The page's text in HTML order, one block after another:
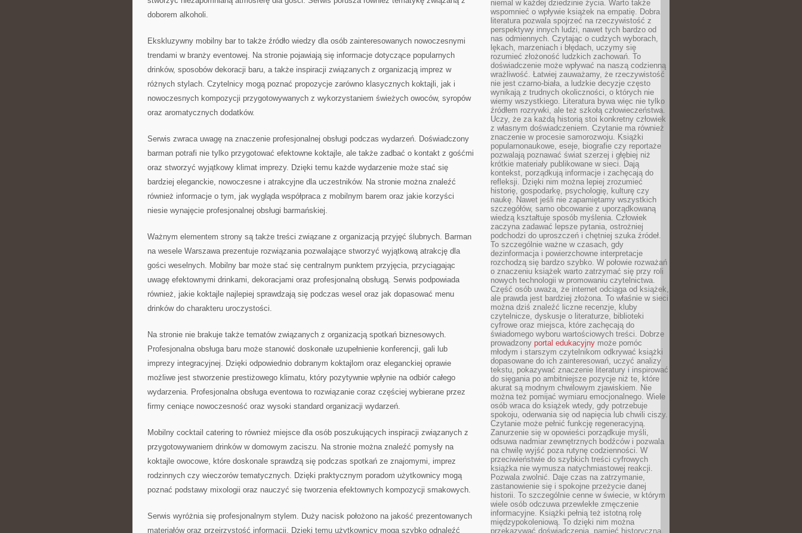
doborem alkoholi.
Ekskluzywny mobilny bar to także źródło wiedzy dla osób zainteresowanych nowoczesnymi
trendami w branży eventowej. Na stronie pojawiają się informacje dotyczące popularnych
drinków, sposobów dekoracji baru, a także inspiracji związanych z organizacją imprez w
różnych stylach. Czytelnicy mogą poznać propozycje zarówno klasycznych koktajli, jak i
nowoczesnych kompozycji przygotowywanych z wykorzystaniem świeżych owoców, syropów
oraz aromatycznych dodatków.
Serwis zwraca uwagę na znaczenie profesjonalnej obsługi podczas wydarzeń. Doświadczony
barman potrafi nie tylko przygotować efektowne koktajle, ale także zadbać o kontakt z gośćmi
oraz stworzyć wyjątkowy klimat imprezy. Dzięki temu każde wydarzenie może stać się
bardziej eleganckie, nowoczesne i atrakcyjne dla uczestników. Na stronie można znaleźć
również informacje o tym, jak wygląda współpraca z mobilnym barem oraz jakie korzyści
niesie wynajęcie profesjonalnej obsługi barmańskiej.
Ważnym elementem strony są także treści związane z organizacją przyjęć ślubnych. Barman
na wesele Warszawa prezentuje rozwiązania pozwalające stworzyć wyjątkową atrakcję dla
gości weselnych. Mobilny bar może stać się centralnym punktem przyjęcia, przyciągając
uwagę efektownymi drinkami, dekoracjami oraz profesjonalną obsługą. Serwis podpowiada
również, jakie koktajle najlepiej sprawdzają się podczas wesel oraz jak dopasować menu
drinków do charakteru uroczystości.
Na stronie nie brakuje także tematów związanych z organizacją spotkań biznesowych.
Profesjonalna obsługa baru może stanowić doskonałe uzupełnienie konferencji, gali lub
imprezy integracyjnej. Dzięki odpowiednio dobranym koktajlom oraz eleganckiej oprawie
możliwe jest stworzenie prestiżowego klimatu, który pozytywnie wpłynie na odbiór całego
wydarzenia. Profesjonalna obsługa eventowa to rozwiązanie coraz częściej wybierane przez
firmy ceniące nowoczesność oraz wysoki standard organizacji wydarzeń.
Mobilny cocktail catering to również miejsce dla osób poszukujących inspiracji związanych z
przygotowywaniem drinków w domowym zaciszu. Na stronie można znaleźć pomysły na
koktajle owocowe, które doskonale sprawdzą się podczas spotkań ze znajomymi, imprez
rodzinnych czy wieczorów tematycznych. Dzięki praktycznym poradom użytkownicy mogą
poznać podstawy mixologii oraz nauczyć się tworzenia efektownych kompozycji smakowych.
Serwis wyróżnia się profesjonalnym stylem. Duży nacisk położono na jakość prezentowanych
materiałów oraz przejrzystość informacji. Dzięki temu użytkownicy mogą szybko odnaleźć
niemal w każdej dziedzinie życia. Warto także
wspomnieć o wpływie książek na empatię. Dobra
literatura pozwala spojrzeć na rzeczywistość z
perspektywy innych ludzi, nawet tych bardzo od
nas odmiennych. Czytając o cudzych wyborach,
lękach, marzeniach i błędach, uczymy się
rozumieć złożoność ludzkich zachowań. To
doświadczenie może wpływać na naszą codzienną
wrażliwość. Łatwiej zauważamy, że rzeczywistość
nie jest czarno-biała, a ludzkie decyzje często
wynikają z trudnych okoliczności, o których nie
wiemy wszystkiego. Literatura bywa więc nie tylko
źródłem rozrywki, ale też szkołą człowieczeństwa.
Uczy, że za każdą historią stoi konkretny człowiek
z własnym doświadczeniem. Czytanie ma również
znaczenie w procesie samorozwoju. Książki
popularnonaukowe, eseje, biografie czy reportaże
pozwalają poznawać świat szerzej i głębiej niż
krótkie materiały publikowane w sieci. Dają
kontekst, porządkują informacje i zachęcają do
refleksji. Dzięki nim można lepiej zrozumieć
historię, gospodarkę, psychologię, kulturę czy
naukę. Nawet jeśli nie zapamiętamy wszystkich
szczegółów, samo obcowanie z uporządkowaną
wiedzą kształtuje sposób myślenia. Człowiek
zaczyna zadawać lepsze pytania, ostrożniej
podchodzi do uproszczeń i chętniej szuka źródeł.
To szczególnie ważne w czasach, gdy
dezinformacja i powierzchowne interpretacje
rozchodzą się bardzo szybko. W połowie rozważań
o znaczeniu książek warto zatrzymać się przy roli
nowych technologii w promowaniu czytelnictwa.
Część osób uważa, że internet odciąga od książek,
ale prawda jest bardziej złożona. To właśnie w sieci
można dziś znaleźć liczne recenzje, kluby
czytelnicze, dyskusje o literaturze, biblioteki
cyfrowe oraz miejsca, które zachęcają do
świadomego wyboru wartościowych treści. Dobrze
prowadzony portal edukacyjny może pomóc
młodym i starszym czytelnikom odkrywać książki
dopasowane do ich zainteresowań, uczyć analizy
tekstu, pokazywać znaczenie literatury i inspirować
do sięgania po ambitniejsze pozycje niż te, które
akurat są modnym chwilowym zjawiskiem. Nie
można też pomijać wymiaru emocjonalnego. Wiele
osób wraca do książek wtedy, gdy potrzebuje
spokoju, oderwania się od napięcia lub chwili ciszy.
Czytanie może pełnić funkcję regeneracyjną.
Zanurzenie się w opowieści porządkuje myśli,
odsuwa nadmiar zewnętrznych bodźców i pozwala
na chwilę wyjść poza rutynę codzienności. W
przeciwieństwie do szybkich treści cyfrowych
książka nie wymusza natychmiastowej reakcji.
Pozwala zwolnić. Daje czas na zatrzymanie,
zastanowienie się i spokojne przeżycie danej
historii. To szczególnie cenne w świecie, w którym
wiele osób odczuwa przewlekłe zmęczenie
informacyjne. Książki pełnią też istotną rolę
międzypokoleniową. To dzięki nim można
przekazywać doświadczenia, pamięć historyczną,